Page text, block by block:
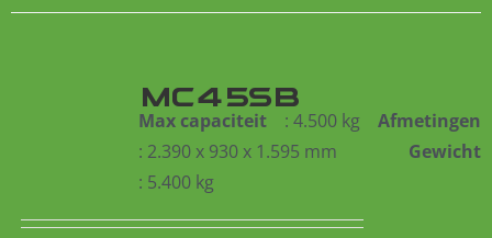
MC45SB
Max capaciteit : 4.500 kg
Afmetingen
: 2.390 x 930 x 1.595 mm
Gewicht
: 5.400 kg